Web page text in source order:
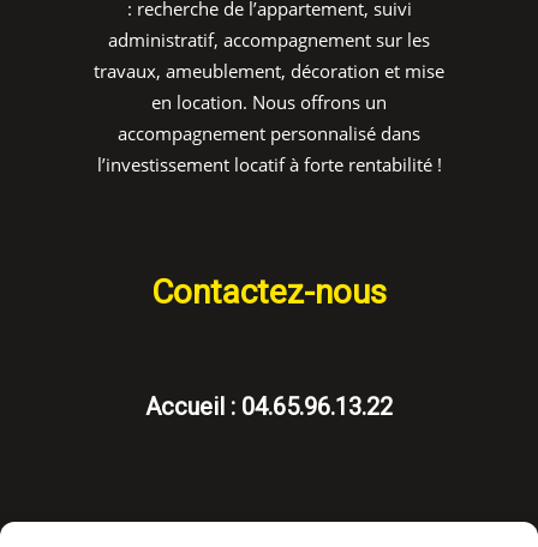
: recherche de l’appartement, suivi
administratif, accompagnement sur les
travaux, ameublement, décoration et mise
en location. Nous offrons un
accompagnement personnalisé dans
l’investissement locatif à forte rentabilité !
Contactez-nous
Accueil : 04.65.96.13.22